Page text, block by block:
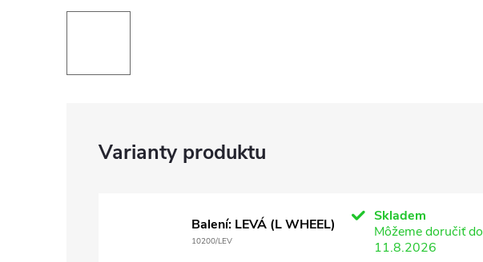
Balení: LEVÁ (L WHEEL)
10200/LEV
Skladem
Môžeme doručiť do
11.8.2026